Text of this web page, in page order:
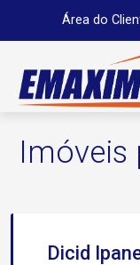
Área do
Imóveis
Dicid